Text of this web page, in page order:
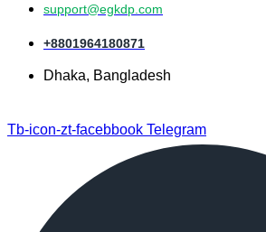
support@egkdp.com
+8801964180871
Dhaka, Bangladesh
Tb-icon-zt-facebbook Telegram